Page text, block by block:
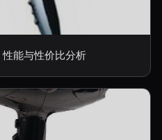
能与性价比分析